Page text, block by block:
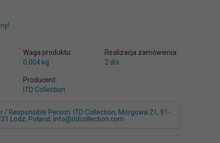
Waga produktu:
0.004 kg
Realizacja zamówienia:
2 dni
Producent:
ITD Collection
/ Responsible Person: ITD Collection, Morgowa 21, 91-
Lodz, Poland, info@itdcollection.com